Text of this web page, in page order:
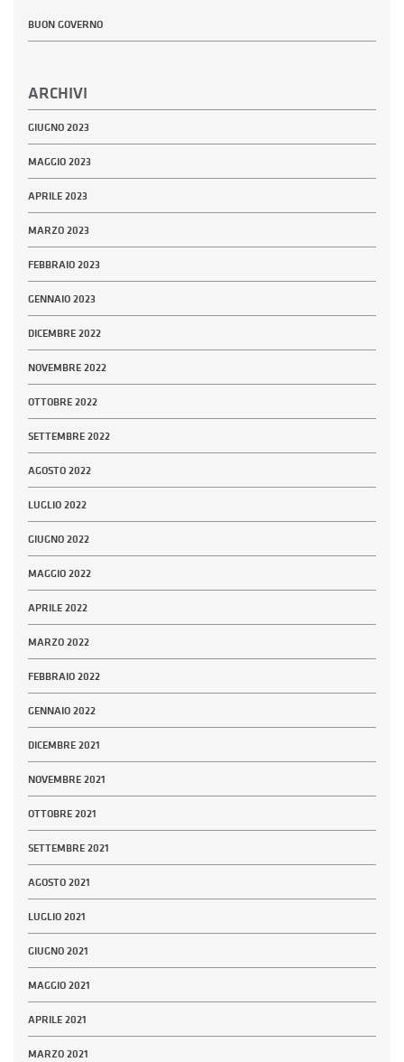
BUON GOVERNO
ARCHIVI
GIUGNO 2023
MAGGIO 2023
APRILE 2023
MARZO 2023
FEBBRAIO 2023
GENNAIO 2023
DICEMBRE 2022
NOVEMBRE 2022
OTTOBRE 2022
SETTEMBRE 2022
AGOSTO 2022
LUGLIO 2022
GIUGNO 2022
MAGGIO 2022
APRILE 2022
MARZO 2022
FEBBRAIO 2022
GENNAIO 2022
DICEMBRE 2021
NOVEMBRE 2021
OTTOBRE 2021
SETTEMBRE 2021
AGOSTO 2021
LUGLIO 2021
GIUGNO 2021
MAGGIO 2021
APRILE 2021
MARZO 2021